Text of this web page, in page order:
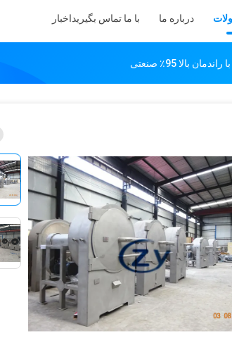
درباره ما با ما تماس بگیریداخبار
بالا 95٪ صنعتی